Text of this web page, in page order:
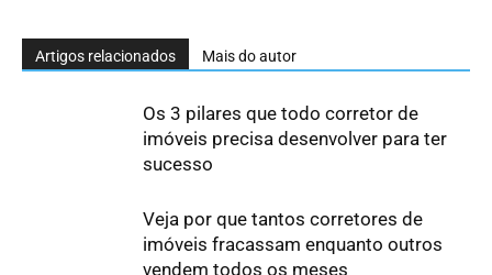
Artigos relacionados Mais do autor
Os 3 pilares que todo corretor de
imóveis precisa desenvolver para ter
sucesso
Veja por que tantos corretores de
imóveis fracassam enquanto outros
vendem todos os meses